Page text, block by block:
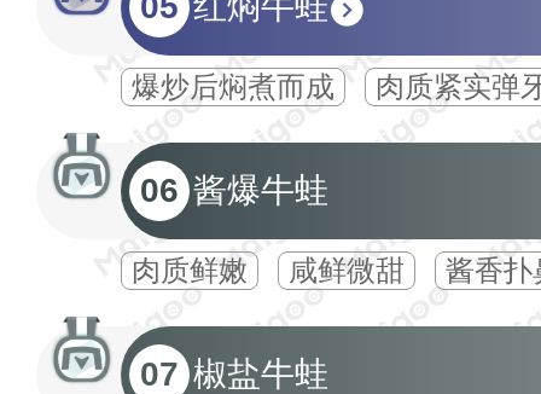
爆炒后焖煮而成 肉质紧实弹
06 酱爆牛蛙
肉质鲜嫩 咸鲜微甜 酱香扑
07 椒盐牛蛙